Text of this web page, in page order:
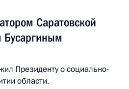
Саратовской
Бусаргиным
Президенту о социально-
области.